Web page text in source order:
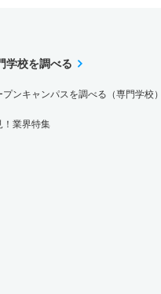
学校を調べる
プンキャンパスを調べる（専門学校）
！業界特集